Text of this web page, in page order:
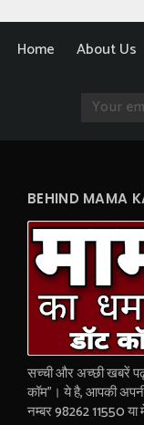
Home About Us
BEHIND MAMA
सच्ची और अच्छी खबरें
कॉम"। ये है, आपकी
नम्बर 98262 11550